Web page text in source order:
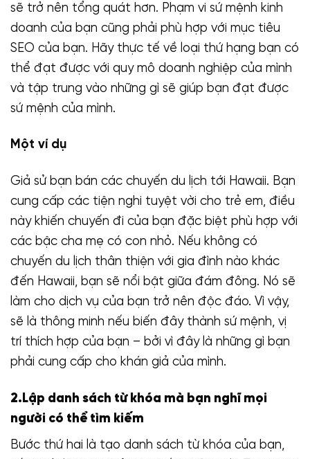
sẽ trở nên tổng quát hơn. Phạm vi sứ mệnh kinh
doanh của bạn cũng phải phù hợp với mục tiêu
SEO của bạn. Hãy thực tế về loại thứ hạng bạn có
thể đạt được với quy mô doanh nghiệp của mình
và tập trung vào những gì sẽ giúp bạn đạt được
sứ mệnh của mình.
Một ví dụ
Giả sử bạn bán các chuyến du lịch tới Hawaii. Bạn
cung cấp các tiện nghi tuyệt vời cho trẻ em, điều
này khiến chuyến đi của bạn đặc biệt phù hợp với
các bậc cha mẹ có con nhỏ. Nếu không có
chuyến du lịch thân thiện với gia đình nào khác
đến Hawaii, bạn sẽ nổi bật giữa đám đông. Nó sẽ
làm cho dịch vụ của bạn trở nên độc đáo. Vì vậy,
sẽ là thông minh nếu biến đây thành sứ mệnh, vị
trí thích hợp của bạn – bởi vì đây là những gì bạn
phải cung cấp cho khán giả của mình.
2.Lập danh sách từ khóa mà bạn nghĩ mọi
người có thể tìm kiếm
Bước thứ hai là tạo danh sách từ khóa của bạn,